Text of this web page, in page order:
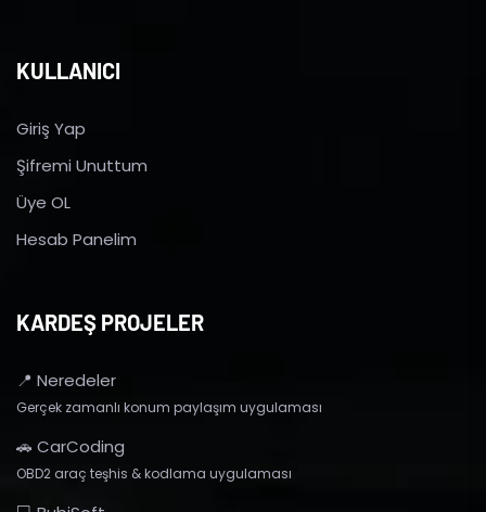
KULLANICI
Giriş Yap
Şifremi Unuttum
Üye OL
Hesab Panelim
KARDEŞ PROJELER
📍 Neredeler
Gerçek zamanlı konum paylaşım uygulaması
🚗 CarCoding
OBD2 araç teşhis & kodlama uygulaması